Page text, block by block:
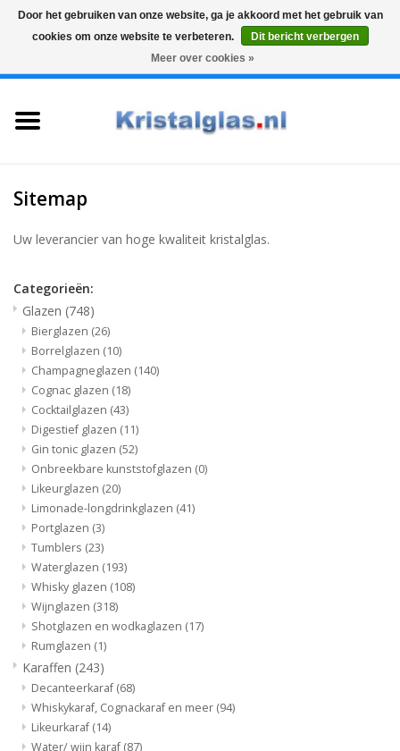
Graveren
Karaffen
Glas graveren
Vazen
Cadeaus
Koffie & Thee
Bar & Wijn
Sitemap
Uw leverancier van hoge kwaliteit kristalglas.
Categorieën:
Glazen (748)
Bierglazen (26)
Borrelglazen (10)
Champagneglazen (140)
Cognac glazen (18)
Cocktailglazen (43)
Digestief glazen (11)
Gin tonic glazen (52)
Onbreekbare kunststofglazen (0)
Likeurglazen (20)
Limonade-longdrinkglazen (41)
Portglazen (3)
Tumblers (23)
Waterglazen (193)
Whisky glazen (108)
Wijnglazen (318)
Shotglazen en wodkaglazen (17)
Rumglazen (1)
Karaffen (243)
Decanteerkaraf(68)
Whiskykaraf, Cognackaraf en meer (94)
Likeurkaraf(14)
Water/ wijn karaf(87)
Door het gebruiken van onze website, ga je akkoord met het gebruik van
cookies om onze website te verbeteren.
Dit bericht verbergen
Meer over cookies »